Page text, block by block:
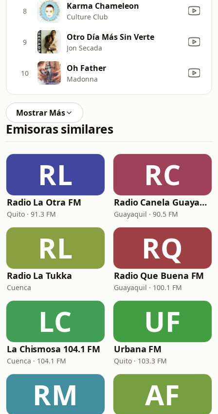
8 Karma Chameleon
Culture Club
9 Otro Día Más Sin Verte
Jon Secada
10 Oh Father
Madonna
Mostrar Más
Emisoras similares
RL
Radio La Otra FM
Quito · 91.3 FM
RC
Radio Canela Guayaquil
Guayaquil · 90.5 FM
RL
Radio La Tukka
Cuenca
RQ
Radio Que Buena FM
Guayaquil · 100.1 FM
LC
La Chismosa 104.1 FM
Cuenca · 104.1 FM
UF
Urbana FM
Quito · 103.3 FM
RM AF